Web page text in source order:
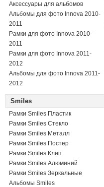
Аксессуары для альбомов
Альбомы для фото Innova 2010-
2011
Рамки для фото Innova 2010-
2011
Рамки для фото Innova 2011-
2012
Альбомы для фото Innova 2011-
2012
Smiles
Рамки Smiles Пластик
Рамки Smiles Стекло
Рамки Smiles Металл
Рамки Smiles Постер
Рамки Smiles Клип
Рамки Smiles Алюминий
Рамки Smiles Зеркальные
Альбомы Smiles